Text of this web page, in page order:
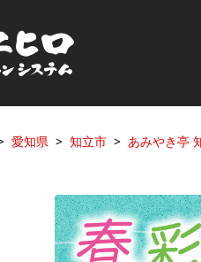
愛知県 知立市 あみやき亭